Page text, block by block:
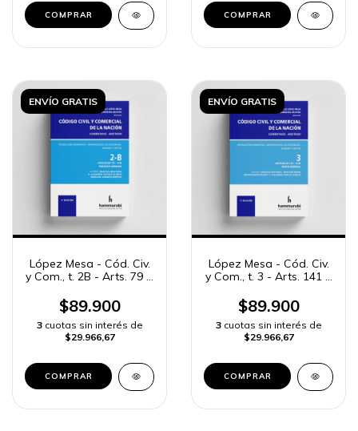
COMPRAR COMPRAR
ENVÍO GRATIS
López Mesa - Cód. Civ.
y Com., t. 2B - Arts. 79 a
$89.900
3 cuotas sin interés de
$29.966,67
COMPRAR
ENVÍO GRATIS
López Mesa - Cód. Civ.
y Com., t. 3 - Arts. 141 a
$89.900
3 cuotas sin interés de
$29.966,67
COMPRAR